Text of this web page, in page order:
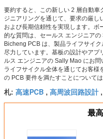
要約すると、この新しい 2 層自動
ジニアリングを通じて、要求の厳し
および長期信頼性を実現します。
的な質問は、セールス エンジニアの
Bicheng PCB は、製品ライフサイ
尽力しています。基板の設計やアプ
ルス エンジニアの Sally Mao にお
ライフサイクル全体を通じてお客様
の PCB 要件を満たすことについて
札: 高速PCB , 高周波回路設計 ,
最